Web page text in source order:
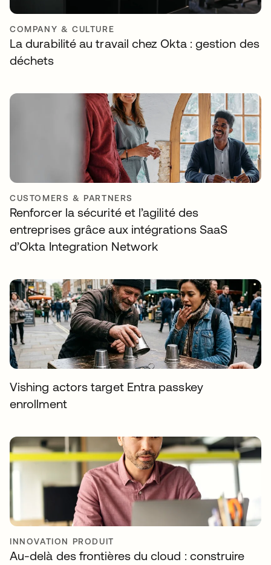
COMPANY & CULTURE
La durabilité au travail chez Okta : gestion des
déchets
CUSTOMERS & PARTNERS
Renforcer la sécurité et l’agilité des
entreprises grâce aux intégrations SaaS
d’Okta Integration Network
Vishing actors target Entra passkey
enrollment
INNOVATION PRODUIT
Au-delà des frontières du cloud : construire